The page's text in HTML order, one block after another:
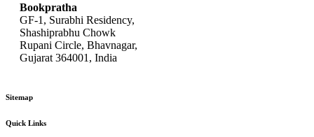
Bookpratha
GF-1, Surabhi Residency,
Shashiprabhu Chowk
Rupani Circle, Bhavnagar,
Gujarat 364001, India
Sitemap
Quick Links